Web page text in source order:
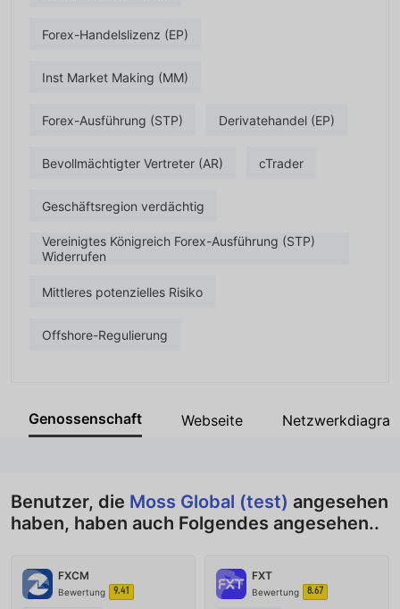
Forex-Handelslizenz (EP)
Inst Market Making (MM)
Forex-Ausführung (STP) Derivatehandel (EP)
Bevollmächtigter Vertreter (AR) cTrader
Geschäftsregion verdächtig
Vereinigtes Königreich Forex-Ausführung (STP)
Widerrufen
Mittleres potenzielles Risiko
Offshore-Regulierung
Genossenschaft Webseite
Benutzer, die Moss Global (test) angesehen
haben, haben auch Folgendes angesehen..
FXCM
Bewertung 9.41
FXT
Bewertung 8.67